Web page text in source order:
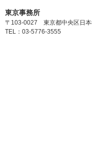
東京事務所
〒103-0027 東京都中央区日本
TEL：03-5776-3555